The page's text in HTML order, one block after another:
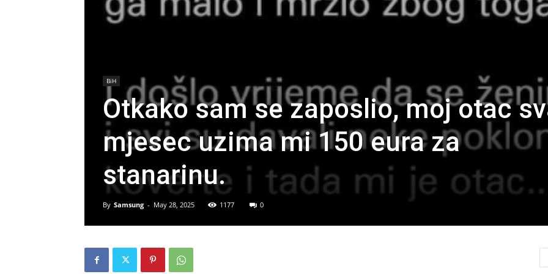
BiH
Otkako sam se zaposlio, moj otac
mjesec uzima mi 150 eura za
stanarinu.
By Samsung - May 28, 2025 1177 0